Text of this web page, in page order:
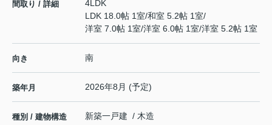
間取り / 詳細
4LDK
LDK 18.0帖 1室/和室 5.2帖 1室/
洋室 7.0帖 1室/洋室 6.0帖 1室/洋室 5.2帖 1室
向き 南
築年月 2026年8月 (予定)
種別 / 建物構造 新築一戸建 / 木造